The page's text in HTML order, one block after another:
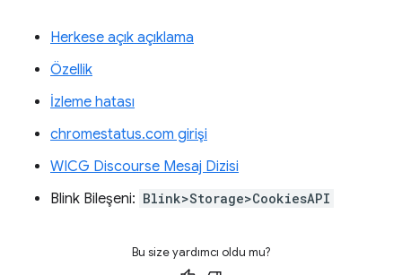
Herkese açık açıklama
Özellik
İzleme hatası
chromestatus.com girişi
WICG Discourse Mesaj Dizisi
Blink Bileşeni: Blink>Storage>CookiesAPI
Bu size yardımcı oldu mu?